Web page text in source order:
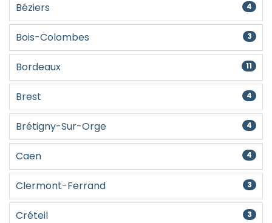
Béziers 4
Bois-Colombes 3
Bordeaux 11
Brest 4
Brétigny-Sur-Orge 4
Caen 4
Clermont-Ferrand 3
Créteil 3